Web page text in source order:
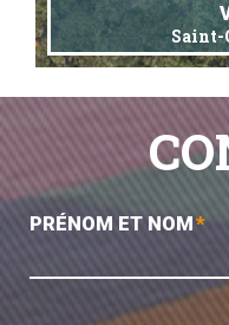
Saint-
PRÉNOM ET NOM*